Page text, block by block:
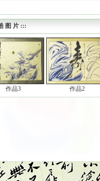
图 片 :::
作品3 作品2